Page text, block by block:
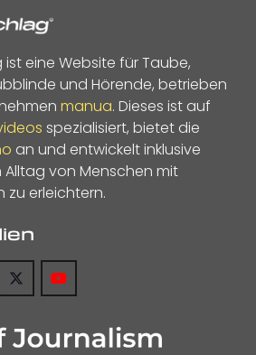
eine Website für Taube,
und Hörende, betrieben
manua. Dieses ist auf
spezialisiert, bietet die
an und entwickelt inklusive
Alltag von Menschen mit
zu erleichtern.